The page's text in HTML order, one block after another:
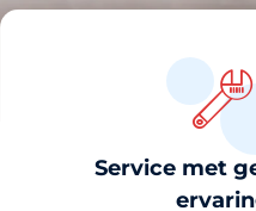
Service met